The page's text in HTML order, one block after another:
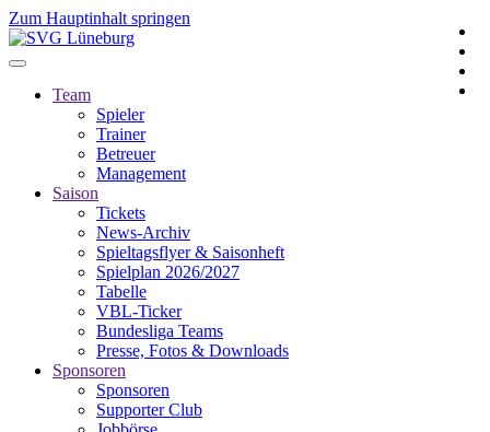
Zum Hauptinhalt springen
Team
Spieler
Trainer
Betreuer
Management
Saison
Tickets
News-Archiv
Spieltagsflyer & Saisonheft
Spielplan 2026/2027
Tabelle
VBL-Ticker
Bundesliga Teams
Presse, Fotos & Downloads
Sponsoren
Sponsoren
Supporter Club